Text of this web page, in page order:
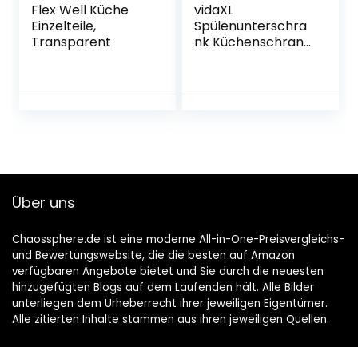
Flex Well Küche
Einzelteile,
Transparent
vidaXL
Spülenunterschra
nk Küchenschrank
Über uns
Chaossphere.de ist eine moderne All-in-One-Preisvergleichs-
und Bewertungswebsite, die die besten auf Amazon
verfügbaren Angebote bietet und Sie durch die neuesten
hinzugefügten Blogs auf dem Laufenden hält. Alle Bilder
unterliegen dem Urheberrecht ihrer jeweiligen Eigentümer.
Alle zitierten Inhalte stammen aus ihren jeweiligen Quellen.